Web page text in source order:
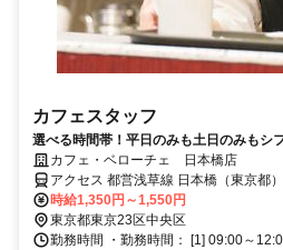
カフェスタッフ
選べる時間帯！平日のみも土日のみもシ
髪色自由♪
カフェ・ベローチェ 日本橋店
アクセス 都営浅草線 日本橋（東京都
東西線/ＪＲ中央本線 日本橋（東京都
銀座線 日本橋（東京都）D3口徒歩約2
時給1,350円～1,550円
東京都東京23区中央区
勤務時間 ・勤務時間： [1] 09:00～